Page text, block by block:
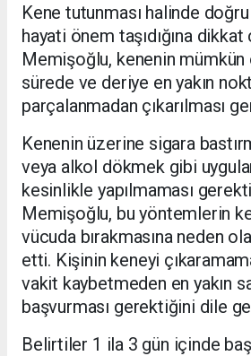
Kene tutunması halinde
hayati önem taşıdığına dikkat
Memişoğlu, kenenin mümkün
sürede ve deriye en yakın
parçalanmadan çıkarılması
Kenenin üzerine sigara
veya alkol dökmek gibi
kesinlikle yapılmaması
Memişoğlu, bu yöntemlerin
vücuda bırakmasına neden
etti. Kişinin keneyi
vakit kaybetmeden en yakın
başvurması gerektiğini dile
Belirtiler 1 ila 3 gün içinde